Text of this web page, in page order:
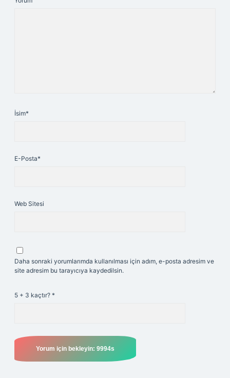
İsim*
E-Posta*
Web Sitesi
Daha sonraki yorumlarımda kullanılması için adım, e-posta adresim ve
site adresim bu tarayıcıya kaydedilsin.
5 + 3 kaçtır? *